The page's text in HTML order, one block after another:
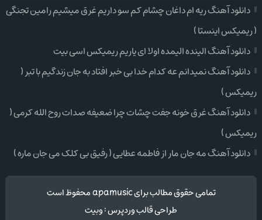
دانلود آهنگ ریه ام داغان چشام کم سو داریم غرق میشیم رامین تجنگی
( ریمیکس اینستا )
دانلود آهنگ الینده الیمده اولا ای یاریم ریمیکس اسی بیت
دانلود آهنگ نمیدانم عه کدام خدا بی خبر افتاد به جان زندگیم با تبر (
ریمیکس )
دانلود آهنگ غرق خونه جفت چشات چرا ضعیفه صدات روح الله کرمی (
ریمیکس )
دانلود آهنگ مه جان مار از فاطمه عطایی ( رفیق بی کلک می جان ماره )
تمامی حقوق مطالب برای apamusic محفوظ است
طراحی قالب وردپرس:وبیت